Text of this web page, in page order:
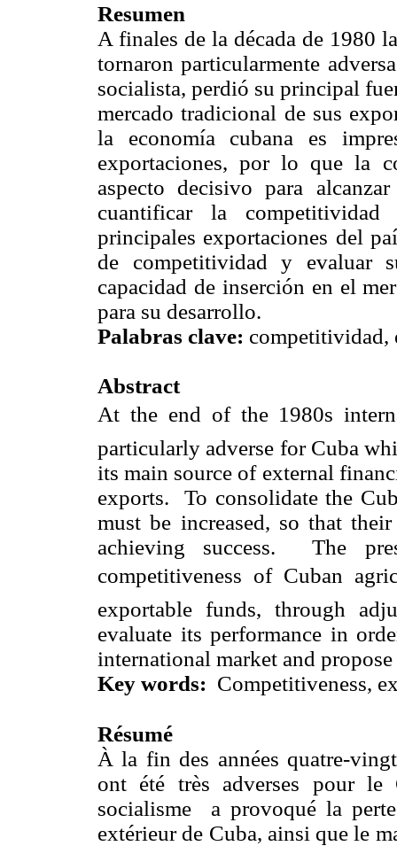
Resumen
A finales de la década de 1980
tornaron particularmente
socialista, perdió su principal
mercado tradicional de sus
la economía cubana es
exportaciones, por lo que la
aspecto decisivo para
cuantificar la
principales exportaciones del
de competitividad y evaluar
capacidad de inserción en el
para su desarrollo.
Palabras clave: competitividad,
Abstract
At the end of the 1980s
particularly adverse for Cuba
its main source of external
exports. To consolidate the
must be increased, so that
achieving success. The
competitiveness of Cuban
exportable funds, through
evaluate its performance in
international market and
Key words: Competitiveness,
Résumé
À la fin des années quatre-
ont été très adverses pour
socialisme a provoqué la
extérieur de Cuba, ainsi que le